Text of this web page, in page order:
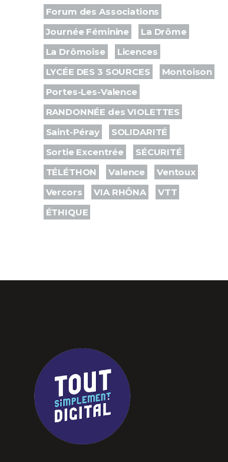
Forum des Associations
Journée Féminine
La Drôme
La Drômoise
Licences
LYCÉE DES 3 SOURCES
Montoison
Portes-Les-Valence
RANDONNÉE des VIOLETTES
Saint-Péray
SOLIDARITÉ
Sortie Excentrée
SÉCURITÉ
TÉLÉTHON
Valence
Ventoux
Vercors
VIA RHÔNA
VTT
ÉTHIQUE